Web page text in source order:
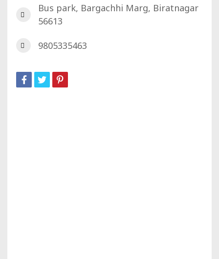
Bus park, Bargachhi Marg, Biratnagar
56613
9805335463